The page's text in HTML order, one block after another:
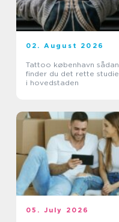
02. August 2026
Tattoo københavn sådan
finder du det rette studie
i hovedstaden
05. July 2026